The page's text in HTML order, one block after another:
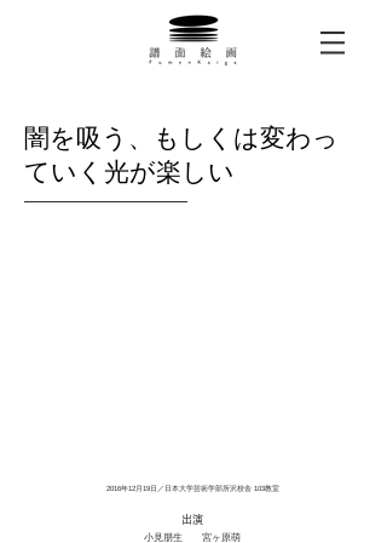
​闇を吸う、もしくは変わっ
ていく光が楽しい
2016年12月19日／ 日本大学芸術学部所沢校舎 103教室
出演
小見朋生 宮ヶ原萌